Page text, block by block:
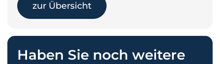
zur Übersicht
Haben Sie noch weitere